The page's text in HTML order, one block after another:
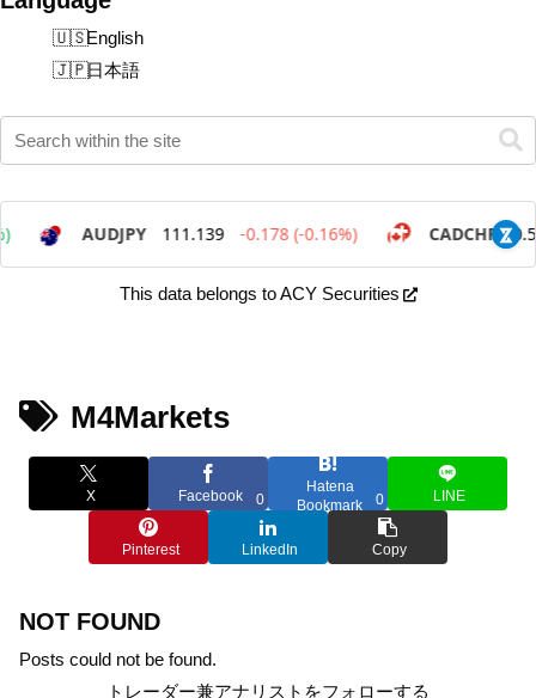
English
日本語
This data belongs to ACY Securities
M4Markets
X Facebook 0
Hatena
Bookmark
0 LINE
Pinterest LinkedIn Copy
NOT FOUND
Posts could not be found.
トレーダー兼アナリストをフォローする